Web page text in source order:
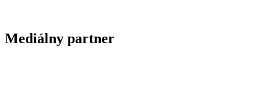
Mediálny partner